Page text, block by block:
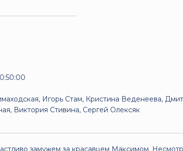
Игорь Стам, Кристина Веденеева,
Виктория Стивина, Сергей Олексяк
замужем за красавцем Максимом.